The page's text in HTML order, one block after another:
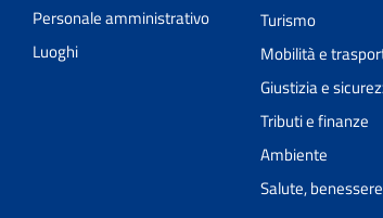
Personale amministrativo
Luoghi
Turismo
Mobilità e
Giustizia e
Tributi e finanze
Ambiente
Salute,